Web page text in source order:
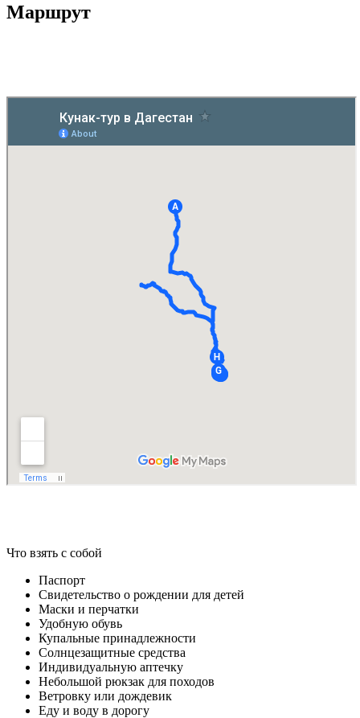
Маршрут
Что взять с собой
Паспорт
Свидетельство о рождении для детей
Маски и перчатки
Удобную обувь
Купальные принадлежности
Солнцезащитные средства
Индивидуальную аптечку
Небольшой рюкзак для походов
Ветровку или дождевик
Еду и воду в дорогу